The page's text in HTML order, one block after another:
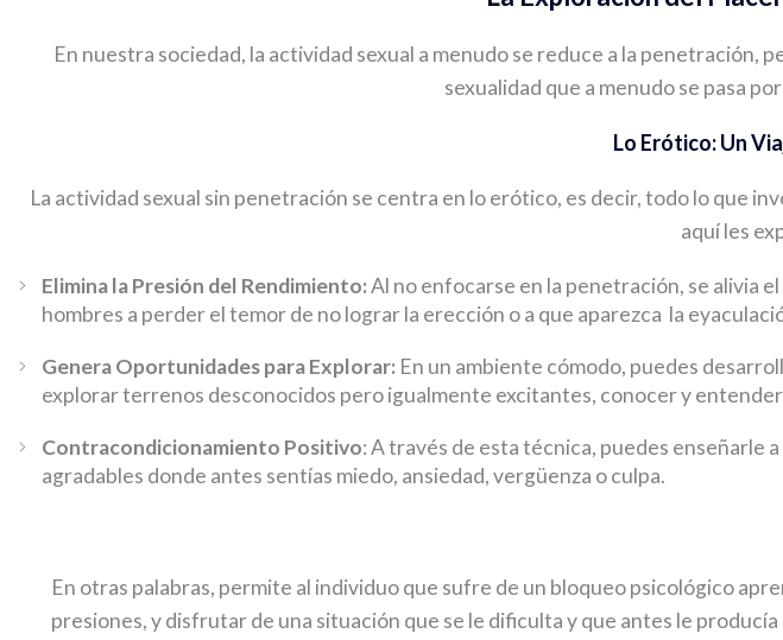
En nuestra sociedad, la actividad sexual a menudo se reduce a la penetración,
sexualidad que a menudo se pasa
Lo Erótico: Un
La actividad sexual sin penetración se centra en lo erótico, es decir, todo lo que
aquí les
Elimina la Presión del Rendimiento:Al no enfocarse en la penetración, se alivia
hombres a perder el temor de no lograr la erección o a que aparezca la
Genera Oportunidades para Explorar: En un ambiente cómodo, puedes
explorar terrenos desconocidos pero igualmente excitantes, conocer y
Contracondicionamiento Positivo: A través de esta técnica, puedes enseñarle
agradables donde antes sentías miedo, ansiedad, vergüenza o culpa.
En otras palabras, permite al individuo que sufre de un bloqueo psicológico
presiones, y disfrutar de una situación que se le dificulta y que antes le